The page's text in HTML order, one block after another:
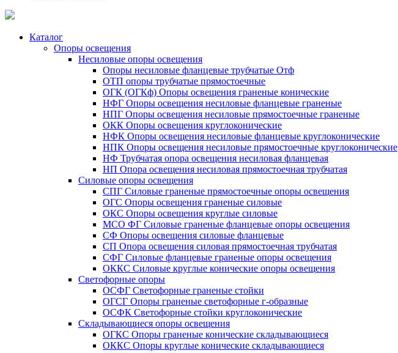
Каталог
Опоры освещения
Несиловые опоры освещения
Опоры несиловые фланцевые трубчатые Отф
ОТП опоры трубчатые прямостоечные
ОГК (ОГКф) Опоры освещения граненые конические
НФГ Опоры освещения несиловые фланцевые граненые
НПГ Опоры освещения несиловые прямостоечные граненые
ОКК Опоры освещения круглоконические
НФК Опоры освещения несиловые фланцевые круглоконические
НПК Опоры освещения несиловые прямостоечные круглоконические
НФ Трубчатая опора освещения несиловая фланцевая
НП Опора освещения несиловая прямостоечная трубчатая
Силовые опоры освещения
СПГ Силовые граненые прямостоечные опоры освещения
ОГС Опоры освещения граненые силовые
ОКС Опоры освещения круглые силовые
МСО ФГ Силовые граненые фланцевые опоры освещения
СФ Опоры освещения силовые фланцевые
СП Опора освещения силовая прямостоечная трубчатая
СФГ Силовые фланцевые граненые опоры освещения
ОККС Силовые круглые конические опоры освещения
Светофорные опоры
ОСФГ Светофорные граненые стойки
ОГСГ Опоры граненые светофорные г-образные
ОСФК Светофорные стойки круглоконические
Складывающиеся опоры освещения
ОГКС Опоры граненые конические складывающиеся
ОККС Опоры круглые конические складывающиеся